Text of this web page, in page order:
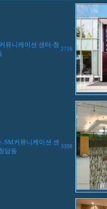
뮤니케이션 센터-청
2716
커뮤니케이션 센
담동
3398